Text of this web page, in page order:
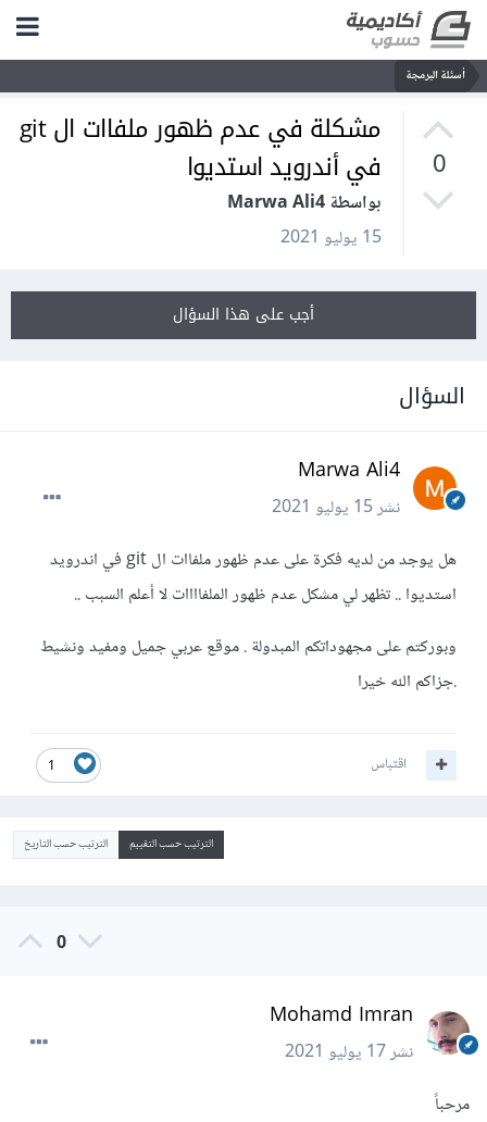
أسئلة البرمجة
0
مشكلة في عدم ظهور ملفاات ال git
في أندرويد استديوا
بواسطة Marwa Ali4
15 يوليو 2021
أجب على هذا السؤال
السؤال
Marwa Ali4
نشر15 يوليو 2021
هل يوجد من لديه فكرة على عدم ظهور ملفاات ال git في اندرويد
استديوا .. تظهر لي مشكل عدم ظهور الملفاااات لا أعلم السبب ..
وبوركتم على مجهوداتكم المبدولة . موقع عربي جميل ومفيد ونشيط
.جزاكم الله خيرا
1 اقتباس
الترتيب حسب التقييم الترتيب حسب التاريخ
0
Mohamd Imran
نشر17 يوليو 2021
مرحباً